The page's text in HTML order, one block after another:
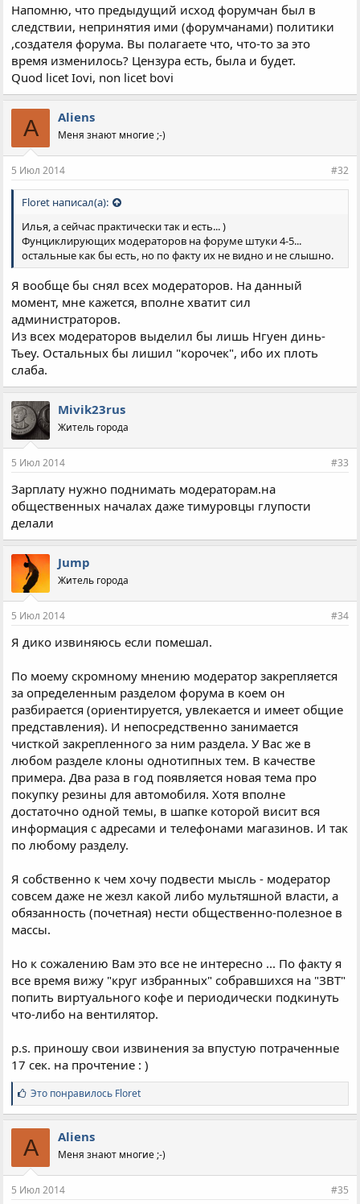
Напомню, что предыдущий исход форумчан был в
следствии, непринятия ими (форумчанами) политики
,создателя форума. Вы полагаете что, что-то за это
время изменилось? Цензура есть, была и будет.
Quod licet Iovi, non licet bovi
A Aliens
Меня знают многие ;-)
5 Июл 2014 #32
Floret написал(а):
Илья, а сейчас практически так и есть... )
Фунциклирующих модераторов на форуме штуки 4-5...
остальные как бы есть, но по факту их не видно и не слышно.
Я вообще бы снял всех модераторов. На данный
момент, мне кажется, вполне хватит сил
администраторов.
Из всех модераторов выделил бы лишь Нгуен динь-
Тьеу. Остальных бы лишил "корочек", ибо их плоть
слаба.
Mivik23rus
Житель города
5 Июл 2014 #33
Зарплату нужно поднимать модераторам.на
общественных началах даже тимуровцы глупости
делали
Jump
Житель города
5 Июл 2014 #34
Я дико извиняюсь если помешал.
По моему скромному мнению модератор закрепляется
за определенным разделом форума в коем он
разбирается (ориентируется, увлекается и имеет общие
представления). И непосредственно занимается
чисткой закрепленного за ним раздела. У Вас же в
любом разделе клоны однотипных тем. В качестве
примера. Два раза в год появляется новая тема про
покупку резины для автомобиля. Хотя вполне
достаточно одной темы, в шапке которой висит вся
информация с адресами и телефонами магазинов. И так
по любому разделу.
Я собственно к чем хочу подвести мысль - модератор
совсем даже не жезл какой либо мультяшной власти, а
обязанность (почетная) нести общественно-полезное в
массы.
Но к сожалению Вам это все не интересно ... По факту я
все время вижу "круг избранных" собравшихся на "ЗВТ"
попить виртуального кофе и периодически подкинуть
что-либо на вентилятор.
p.s. приношу свои извинения за впустую потраченные
17 сек. на прочтение : )
С
и
м
п
а
т
и
:
Это понравилось Floret
A Aliens
Меня знают многие ;-)
5 Июл 2014 #35